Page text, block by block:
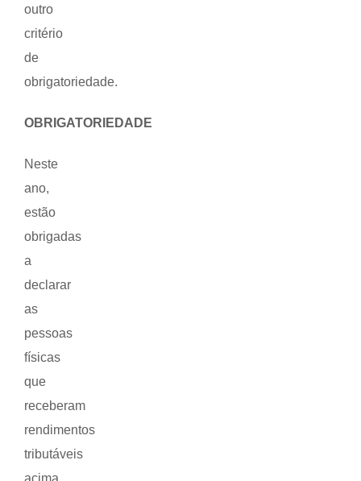
outro
critério
de
obrigatoriedade.
OBRIGATORIEDADE
Neste
ano,
estão
obrigadas
a
declarar
as
pessoas
físicas
que
receberam
rendimentos
tributáveis